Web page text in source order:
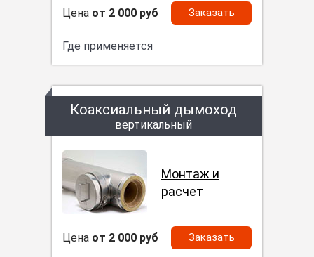
Цена от 2 000 руб Заказать
Где применяется
Коаксиальный дымоход
вертикальный
Монтаж и
расчет
Цена от 2 000 руб Заказать